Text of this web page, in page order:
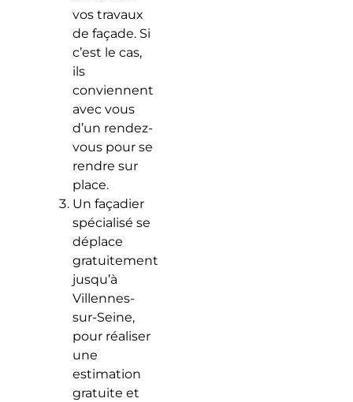
vos travaux
de façade. Si
c’est le cas,
ils
conviennent
avec vous
d’un rendez-
vous pour se
rendre sur
place.
Un façadier
spécialisé se
déplace
gratuitement
jusqu’à
Villennes-
sur-Seine,
pour réaliser
une
estimation
gratuite et